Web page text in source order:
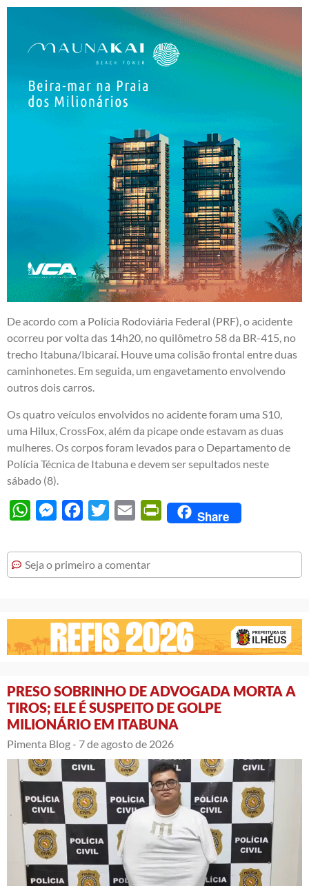
De acordo com a Polícia Rodoviária Federal (PRF), o acidente
ocorreu por volta das 14h20, no quilômetro 58 da BR-415, no
trecho Itabuna/Ibicaraí. Houve uma colisão frontal entre duas
caminhonetes. Em seguida, um engavetamento envolvendo
outros dois carros.
Os quatro veículos envolvidos no acidente foram uma S10,
uma Hilux, CrossFox, além da picape onde estavam as duas
mulheres. Os corpos foram levados para o Departamento de
Polícia Técnica de Itabuna e devem ser sepultados neste
sábado (8).
WhatsAppMessengerFacebook
Twitter Email PrintFriendly
Share
Seja o primeiro a comentar
PRESO SOBRINHO DE ADVOGADA MORTA A
TIROS; ELE É SUSPEITO DE GOLPE
MILIONÁRIO EM ITABUNA
Pimenta Blog - 7 de agosto de 2026